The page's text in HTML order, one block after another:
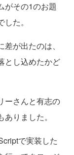
がその1のお題
た。
が出たのは、
とし込めたかど
ーさんと有志の
りました。
で実装した